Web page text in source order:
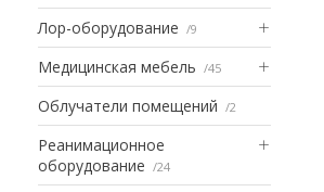
Лор-оборудование 9
Медицинская мебель 45
Облучатели помещений 2
Реанимационное
оборудование
24